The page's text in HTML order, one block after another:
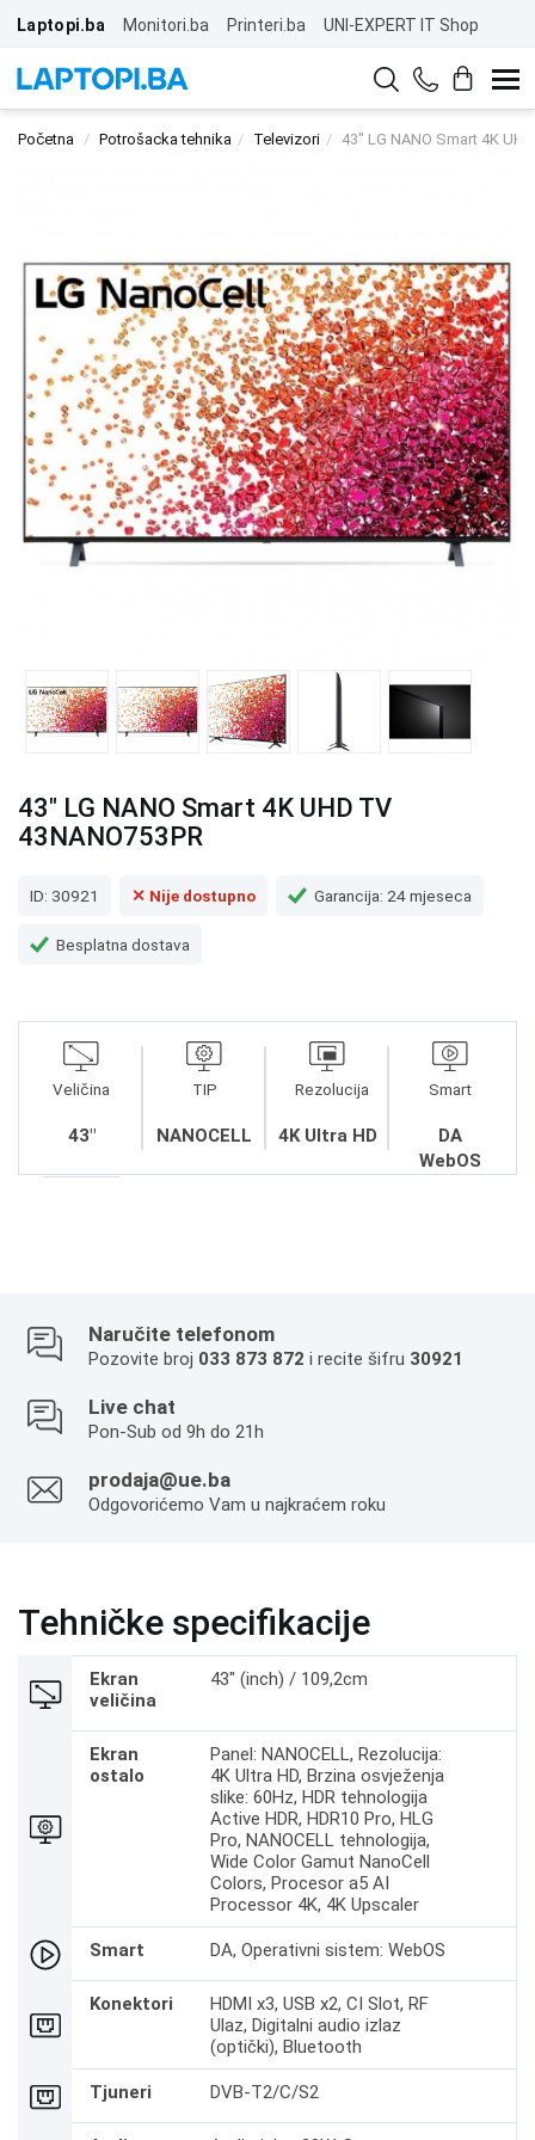
Laptopi.ba Monitori.ba Printeri.ba UNI-EXPERT IT Shop
Početna Potrošacka tehnika Televizori 43" LG NANO Smart 4K
43" LG NANO Smart 4K UHD TV
43NANO753PR
ID: 30921 ✕ Nije dostupno Garancija: 24 mjeseca
Besplatna dostava
Veličina
43"
TIP
NANOCELL
Rezolucija
4K Ultra HD
Smart
DA
WebOS
Naručite telefonom
Pozovite broj 033 873 872 i recite šifru 30921
Live chat
Pon-Sub od 9h do 21h
prodaja@ue.ba
Odgovorićemo Vam u najkraćem roku
Tehničke specifikacije
Ekran
veličina
43" (inch) / 109,2cm
Ekran
ostalo
Panel: NANOCELL, Rezolucija:
4K Ultra HD, Brzina osvježenja
slike: 60Hz, HDR tehnologija
Active HDR, HDR10 Pro, HLG
Pro, NANOCELL tehnologija,
Wide Color Gamut NanoCell
Colors, Procesor a5 AI
Processor 4K, 4K Upscaler
Smart DA, Operativni sistem: WebOS
Konektori
HDMI x3, USB x2, CI Slot, RF
Ulaz, Digitalni audio izlaz
(optički), Bluetooth
Tjuneri DVB-T2/C/S2